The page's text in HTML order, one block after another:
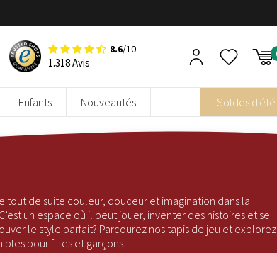
8.6/10
1.318 Avis
Enfants Nouveautés Soldes d'été
tout de suite couleur, douceur et imagination dans la
un espace où il peut jouer, inventer des histoires et se
le style parfait? Parcourez nos tapis de jeu et explorez
pour filles et garçons.